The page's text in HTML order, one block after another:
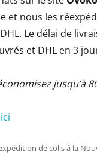
et nous les
Le délai de
et DHL en 3
jusqu’à
de colis à la